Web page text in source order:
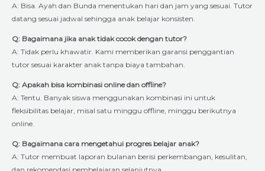
A: Bisa. Ayah dan Bunda menentukan hari dan jam yang sesuai. Tutor
datang sesuai jadwal sehingga anak belajar konsisten.
Q: Bagaimana jika anak tidak cocok dengan tutor?
A: Tidak perlu khawatir. Kami memberikan garansi penggantian
tutor sesuai karakter anak tanpa biaya tambahan.
Q: Apakah bisa kombinasi online dan offline?
A: Tentu. Banyak siswa menggunakan kombinasi ini untuk
fleksibilitas belajar, misal satu minggu offline, minggu berikutnya
online.
Q: Bagaimana cara mengetahui progres belajar anak?
A: Tutor membuat laporan bulanan berisi perkembangan, kesulitan,